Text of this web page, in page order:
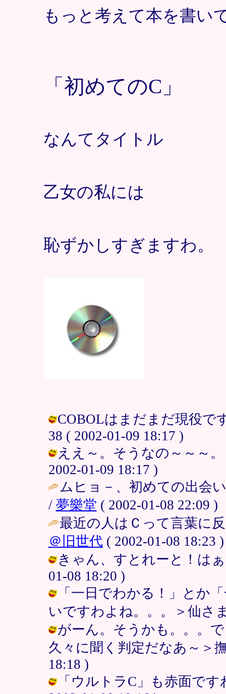
もっと考えて本を書い
「初めてのC」
なんてタイトル
乙女の私には
恥ずかしすぎますわ。
COBOLはまだまだ現役で
38 ( 2002-01-09 18:17 )
ええ～。そうなの～～～
2002-01-09 18:17 )
ムヒョ－、初めての出会
/ 夢樂堂 ( 2002-01-08 22:09 )
最近の人はＣって言葉に
＠旧世代 ( 2002-01-08 18:23 )
きゃん、すとれーと！は
01-08 18:20 )
「一日でわかる！」とか
いですわよね。。。＞仙さ
がーん。そうかも。。。
久々に聞く判定だなあ～＞
18:18 )
「ウルトラC」も赤面で